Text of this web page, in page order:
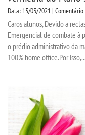
Data: 15/03/2021 | Comentário
Caros alunos, Devido a
Emergencial de combate à
o prédio administrativo da
100% home office.Por isso,...